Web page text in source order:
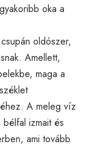
oka a
oldószer,
Amellett,
maga a
A meleg víz
izmait és
ami tovább